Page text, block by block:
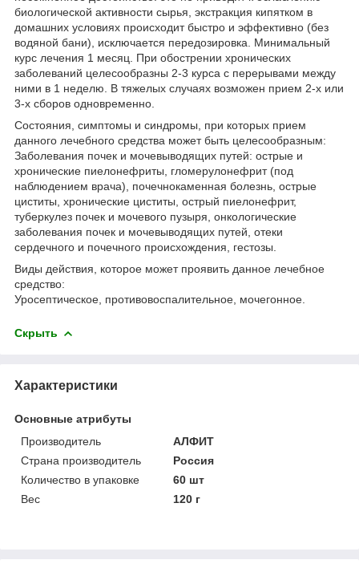
биологической активности сырья, экстракция кипятком в
домашних условиях происходит быстро и эффективно (без
водяной бани), исключается передозировка. Минимальный
курс лечения 1 месяц. При обострении хронических
заболеваний целесообразны 2-3 курса с перерывами между
ними в 1 неделю. В тяжелых случаях возможен прием 2-х или
3-х сборов одновременно.
Состояния, симптомы и синдромы, при которых прием
данного лечебного средства может быть целесообразным:
Заболевания почек и мочевыводящих путей: острые и
хронические пиелонефриты, гломерулонефрит (под
наблюдением врача), почечнокаменная болезнь, острые
циститы, хронические циститы, острый пиелонефрит,
туберкулез почек и мочевого пузыря, онкологические
заболевания почек и мочевыводящих путей, отеки
сердечного и почечного происхождения, гестозы.
Виды действия, которое может проявить данное лечебное
средство:
Уросептическое, противовоспалительное, мочегонное.
Скрыть
Характеристики
Основные атрибуты
Производитель
АЛФИТ
Страна производитель
Россия
Количество в упаковке
60 шт
Вес
120 г